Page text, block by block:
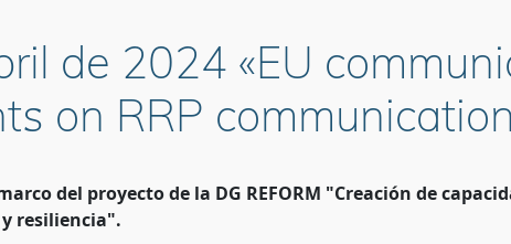
de 2024 «EU
on RRP
del proyecto de la DG REFORM "Creación de
resiliencia".